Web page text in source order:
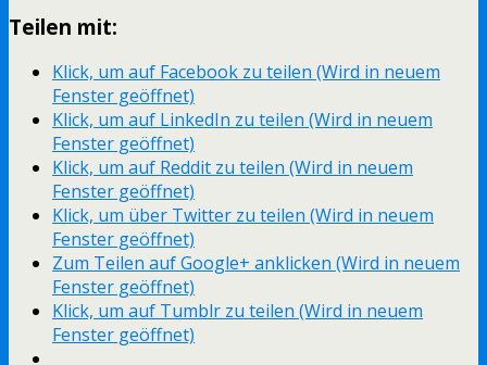
Teilen mit:
Klick, um auf Facebook zu teilen (Wird in neuem
Fenster geöffnet)
Klick, um auf LinkedIn zu teilen (Wird in neuem
Fenster geöffnet)
Klick, um auf Reddit zu teilen (Wird in neuem
Fenster geöffnet)
Klick, um über Twitter zu teilen (Wird in neuem
Fenster geöffnet)
Zum Teilen auf Google+ anklicken (Wird in neuem
Fenster geöffnet)
Klick, um auf Tumblr zu teilen (Wird in neuem
Fenster geöffnet)